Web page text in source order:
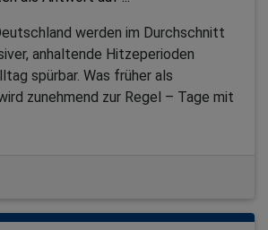
werden im Durchschnitt
anhaltende Hitzeperioden
spürbar. Was früher als
zunehmend zur Regel – Tage mit